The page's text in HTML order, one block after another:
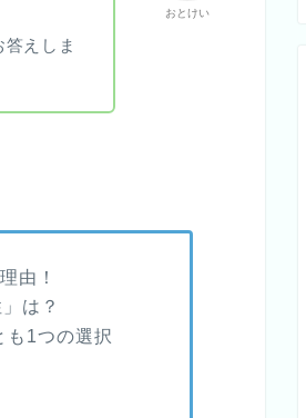
おとけい
えしま
由！
は？
も1つの選択